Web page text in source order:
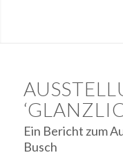
Ein Bericht zum
Busch